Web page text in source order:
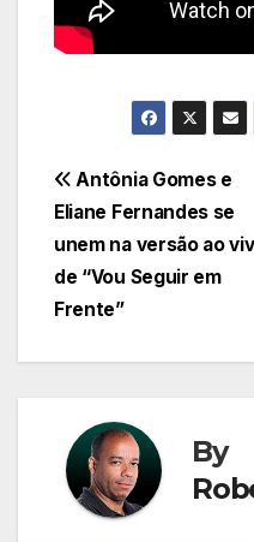
Navegação
de
Post
Antônia Gomes e
Eliane Fernandes se
unem na versão ao
de “Vou Seguir em
Frente”
By